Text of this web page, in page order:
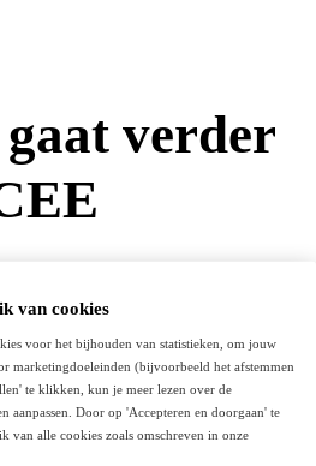
van cookies
voor het bijhouden van statistieken, om jouw
marketingdoeleinden (bijvoorbeeld het afstemmen
te klikken, kun je meer lezen over de
aanpassen. Door op 'Accepteren en doorgaan' te
van alle cookies zoals omschreven in onze
verder
(RPA)